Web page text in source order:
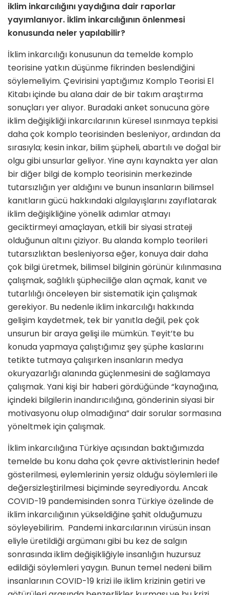
iklim inkarcılığını yaydığına dair raporlar
yayımlanıyor. İklim inkarcılığının önlenmesi
konusunda neler yapılabilir?
İklim inkarcılığı konusunun da temelde komplo
teorisine yatkın düşünme fikrinden beslendiğini
söylemeliyim. Çevirisini yaptığımız Komplo Teorisi El
Kitabı içinde bu alana dair de bir takım araştırma
sonuçları yer alıyor. Buradaki anket sonucuna göre
iklim değişikliği inkarcılarının küresel ısınmaya tepkisi
daha çok komplo teorisinden besleniyor, ardından da
sırasıyla; kesin inkar, bilim şüpheli, abartılı ve doğal bir
olgu gibi unsurlar geliyor. Yine aynı kaynakta yer alan
bir diğer bilgi de komplo teorisinin merkezinde
tutarsızlığın yer aldığını ve bunun insanların bilimsel
kanıtların gücü hakkındaki algılayışlarını zayıflatarak
iklim değişikliğine yönelik adımlar atmayı
geciktirmeyi amaçlayan, etkili bir siyasi strateji
olduğunun altını çiziyor. Bu alanda komplo teorileri
tutarsızlıktan besleniyorsa eğer, konuya dair daha
çok bilgi üretmek, bilimsel bilginin görünür kılınmasına
çalışmak, sağlıklı şüpheciliğe alan açmak, kanıt ve
tutarlılığı önceleyen bir sistematik için çalışmak
gerekiyor. Bu nedenle iklim inkarcılığı hakkında
gelişim kaydetmek, tek bir yanıtla değil, pek çok
unsurun bir araya gelişi ile mümkün. Teyit’te bu
konuda yapmaya çalıştığımız şey şüphe kaslarını
tetikte tutmaya çalışırken insanların medya
okuryazarlığı alanında güçlenmesini de sağlamaya
çalışmak. Yani kişi bir haberi gördüğünde “kaynağına,
içindeki bilgilerin inandırıcılığına, gönderinin siyasi bir
motivasyonu olup olmadığına” dair sorular sormasına
yöneltmek için çalışmak.
İklim inkarcılığına Türkiye açısından baktığımızda
temelde bu konu daha çok çevre aktivistlerinin hedef
gösterilmesi, eylemlerinin yersiz olduğu söylemleri ile
değersizleştirilmesi biçiminde seyrediyordu. Ancak
COVID-19 pandemisinden sonra Türkiye özelinde de
iklim inkarcılığının yükseldiğine şahit olduğumuzu
söyleyebilirim. Pandemi inkarcılarının virüsün insan
eliyle üretildiği argümanı gibi bu kez de salgın
sonrasında iklim değişikliğiyle insanlığın huzursuz
edildiği söylemleri yaygın. Bunun temel nedeni bilim
insanlarının COVID-19 krizi ile iklim krizinin getiri ve